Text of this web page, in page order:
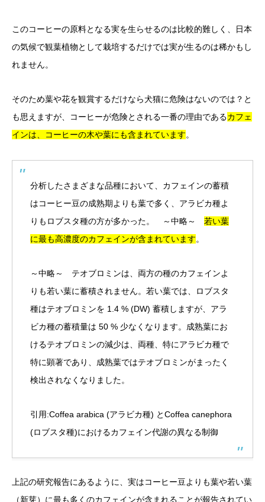
このコーヒーの原料となる実を生らせるのは比較的難しく、日本
の気候で観葉植物として栽培するだけでは実が生るのは稀かもし
れません。
そのため葉や花を観賞するだけなら犬猫に危険はないのでは？と
も思えますが、コーヒーが危険とされる一番の理由であるカフェ
インは、コーヒーの木や葉にも含まれています。
分析したさまざまな品種において、カフェインの蓄積
はコーヒー豆の成熟期よりも葉で多く、アラビカ種よ
りもロブスタ種の方が多かった。 ～中略～ 若い葉
に最も高濃度のカフェインが含まれています。
～中略～ テオブロミンは、両方の種のカフェインよ
りも若い葉に蓄積されません。若い葉では、ロブスタ
種はテオブロミンを 1.4 % (DW) 蓄積しますが、アラ
ビカ種の蓄積量は 50 % 少なくなります。成熟葉にお
けるテオブロミンの減少は、両種、特にアラビカ種で
特に顕著であり、成熟葉ではテオブロミンがまったく
検出されなくなりました。
引用:Coffea arabica (アラビカ種) とCoffea canephora
(ロブスタ種)におけるカフェイン代謝の異なる制御
上記の研究報告にあるように、実はコーヒー豆よりも葉や若い葉
（新芽）に最も多くのカフェインが含まれることが報告されてい